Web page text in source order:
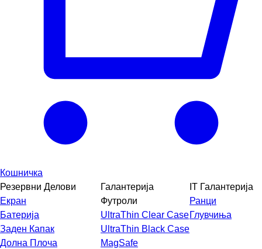
Кошничка
Резервни Делови
Екран
Батерија
Заден Капак
Долна Плоча
Галантерија
Футроли
UltraThin Clear Case
UltraThin Black Case
MagSafe
IT Галантерија
Ранци
Глувчиња